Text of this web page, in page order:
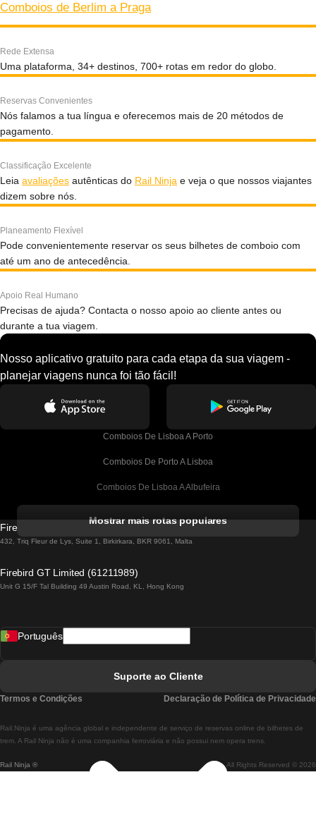
Comboios de Berlim a Praga
Rede Extensa
Uma plataforma, 34+ destinos, 700+ rotas em redor do globo.
Reservas Convenientes
Nós falamos a tua língua e oferecemos mais de 20 métodos de
pagamento.
Classificação Excelente
Leia avaliações autênticas do Rail Ninja e veja o que nossos viajantes
dizem sobre nós.
Planeamento Flexível
Pode convenientemente reservar os seus bilhetes de comboio com
até um ano de antecedência.
Apoio Real Humano
Precisas de ajuda? Contacta o nosso apoio ao cliente antes ou
durante a tua viagem.
Nosso aplicativo gratuito para cada etapa da sua viagem -
planejar viagens nunca foi tão fácil!
Comboios De Lisboa A Porto
Comboios De Porto A Lisboa
Comboios De Lisboa A Albufeira
Comboios De Lisboa A Lagos
Comboios De Lisboa A Madrid
Comboios De Lisboa A Braga
Comboios De Braga A Lisboa
Mostrar mais rotas populares
Firebird GT Limited (OC 1451)
432, Triq Fleur de Lys, Suite 1, Birkirkara, BKR 9061, Malta
Firebird GT Limited (61211989)
Unit G 15/F Tal Building 49 Austin Road, KL, Hong Kong
Rail Ninja ® All Rights Reserved © 2026
Rail.Ninja é uma agência global e independente de serviço de reservas online de bilhetes de
trem. A Rail Ninja não é uma companhia ferroviária e não possui nem opera trens.
Português
Suporte ao Cliente
Termos e Condições Declaração de Política de Privacidade